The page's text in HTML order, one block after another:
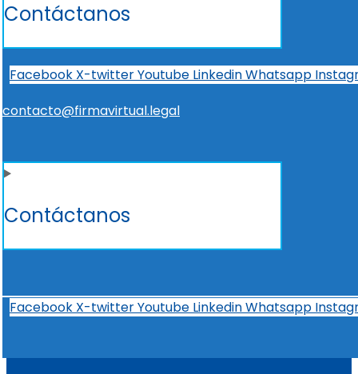
Contáctanos
Facebook X-twitterYoutube LinkedinWhatsapp
contacto@firmavirtual.legal
Contáctanos
Facebook X-twitterYoutube LinkedinWhatsapp